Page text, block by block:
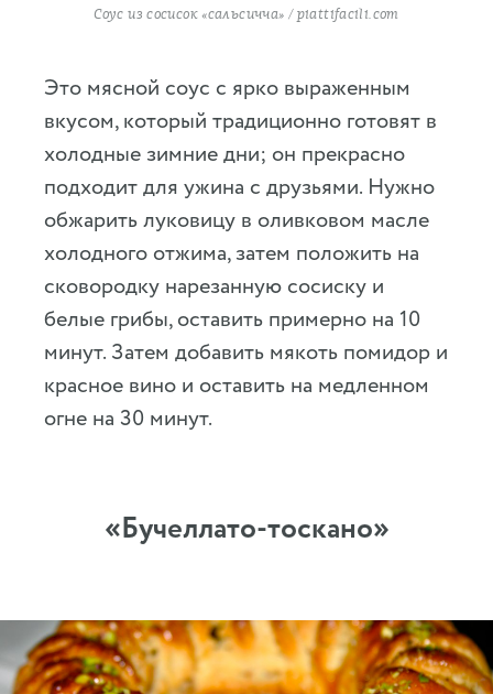
Соус из сосисок «сальсичча» / piattifacili.com
Это мясной соус с ярко выраженным
вкусом, который традиционно готовят в
холодные зимние дни; он прекрасно
подходит для ужина с друзьями. Нужно
обжарить луковицу в оливковом масле
холодного отжима, затем положить на
сковородку нарезанную сосиску и
белые грибы, оставить примерно на 10
минут. Затем добавить мякоть помидор и
красное вино и оставить на медленном
огне на 30 минут.
«Бучеллато-тоскано»